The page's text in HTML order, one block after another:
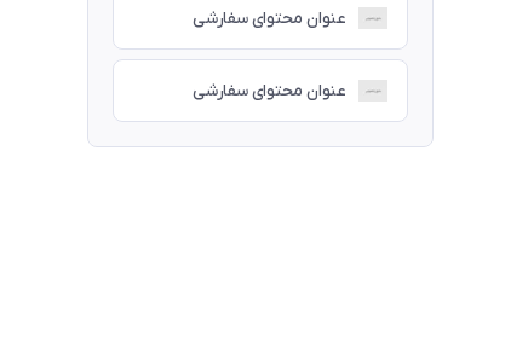
عنوان محتوای سفارشی
عنوان محتوای سفارشی